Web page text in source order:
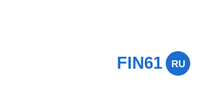
FIN61 RU